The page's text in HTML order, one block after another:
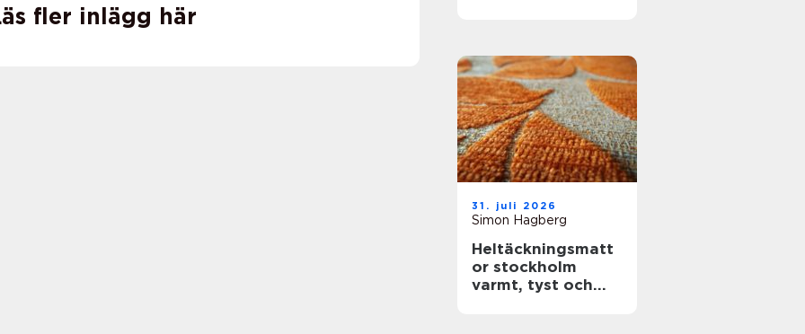
fler inlägg här
31. juli 2026
Simon Hagberg
Heltäckningsmatt
or stockholm
varmt, tyst och